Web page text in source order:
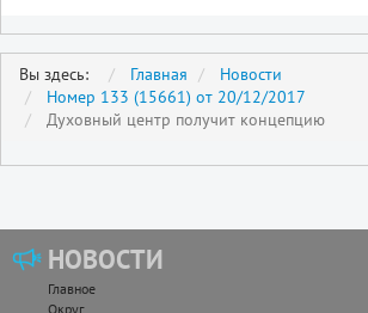
Вы здесь: Главная
Новости
Номер 133 (15661) от 20/12/2017
Духовный центр получит концепцию
НОВОСТИ
Главное
Округ